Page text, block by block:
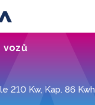
vozů
210 Kw, Kap. 86 Kwh